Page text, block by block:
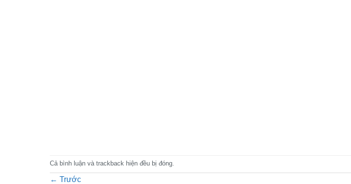
Cả bình luận và trackback hiện đều bị đóng.
← Trước